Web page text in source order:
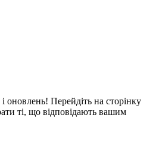
оновлень! Перейдіть на сторінку
ті, що відповідають вашим